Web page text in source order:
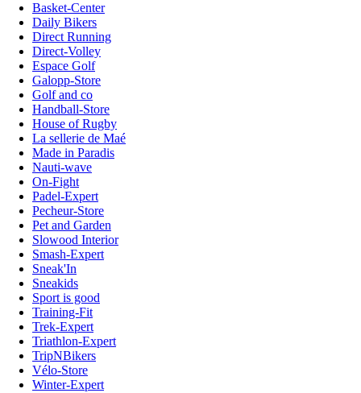
Basket-Center
Daily Bikers
Direct Running
Direct-Volley
Espace Golf
Galopp-Store
Golf and co
Handball-Store
House of Rugby
La sellerie de Maé
Made in Paradis
Nauti-wave
On-Fight
Padel-Expert
Pecheur-Store
Pet and Garden
Slowood Interior
Smash-Expert
Sneak'In
Sneakids
Sport is good
Training-Fit
Trek-Expert
Triathlon-Expert
TripNBikers
Vélo-Store
Winter-Expert